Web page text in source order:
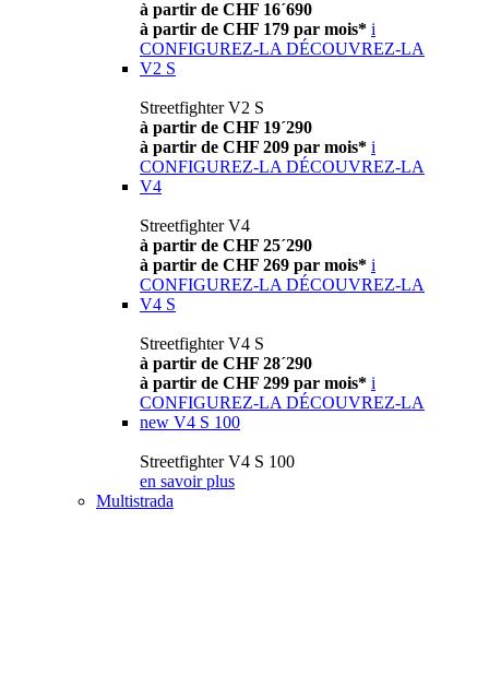
à partir de CHF 16´690
à partir de CHF 179 par mois* i
CONFIGUREZ-LA DÉCOUVREZ-LA
V2 S
Streetfighter V2 S
à partir de CHF 19´290
à partir de CHF 209 par mois* i
CONFIGUREZ-LA DÉCOUVREZ-LA
V4
Streetfighter V4
à partir de CHF 25´290
à partir de CHF 269 par mois* i
CONFIGUREZ-LA DÉCOUVREZ-LA
V4 S
Streetfighter V4 S
à partir de CHF 28´290
à partir de CHF 299 par mois* i
CONFIGUREZ-LA DÉCOUVREZ-LA
new V4 S 100
Streetfighter V4 S 100
en savoir plus
Multistrada